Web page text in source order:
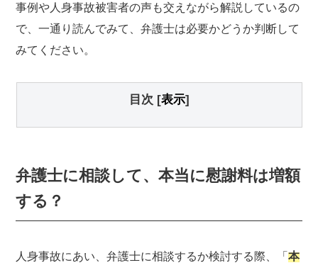
事例や人身事故被害者の声も交えながら解説しているの
で、一通り読んでみて、弁護士は必要かどうか判断して
みてください。
目次 [表示]
弁護士に相談して、本当に慰謝料は増額
する？
人身事故にあい、弁護士に相談するか検討する際、「本